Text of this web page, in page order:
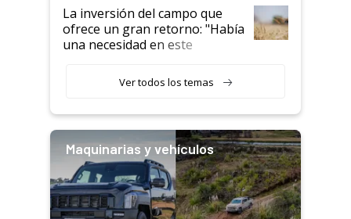
La inversión del campo que
ofrece un gran retorno: "Había
una necesidad en este
Ver todos los temas
Maquinarias y vehículos